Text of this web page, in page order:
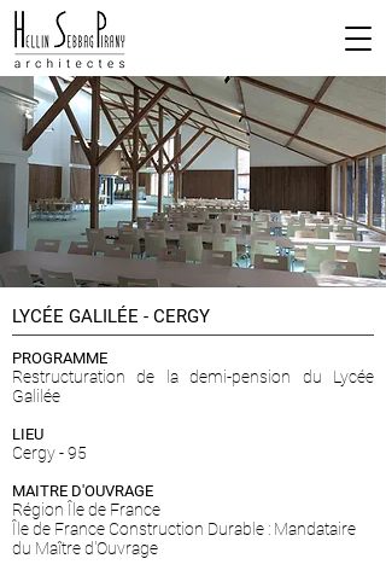
LYCÉE GALILÉE - CERGY
PROGRAMME
Restructuration de la demi-pension du Lycée
Galilée
LIEU
Cergy - 95
MAITRE D'OUVRAGE
Région Île de France
Île de France Construction Durable : Mandataire
du Maître d'Ouvrage